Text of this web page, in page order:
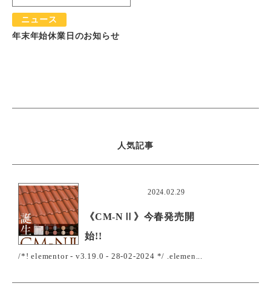
ニュース
年末年始休業日のお知らせ
人気記事
2024.02.29
《CM-NⅡ》今春発売開
始!!
/*! elementor - v3.19.0 - 28-02-2024 */ .elemen...